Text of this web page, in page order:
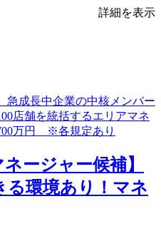
詳細を表示
ージャー候補】
る環境あり！マネ